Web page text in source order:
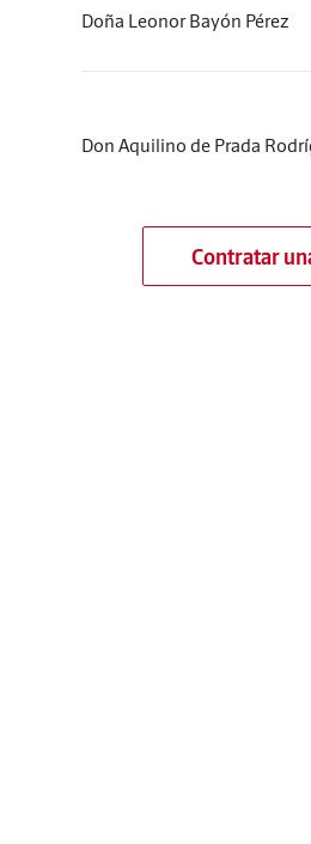
Doña Leonor Bayón Pérez
Don Aquilino de Prada
Contratar